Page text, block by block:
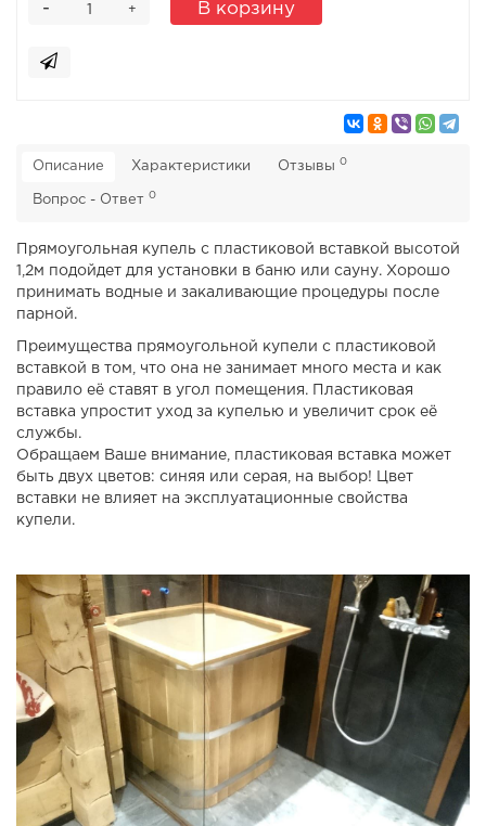
+
- В корзину
Описание Характеристики Отзывы 0
Вопрос - Ответ 0
Прямоугольная купель с пластиковой вставкой высотой
1,2м подойдет для установки в баню или сауну. Хорошо
принимать водные и закаливающие процедуры после
парной.
Преимущества прямоугольной купели с пластиковой
вставкой в том, что она не занимает много места и как
правило её ставят в угол помещения. Пластиковая
вставка упростит уход за купелью и увеличит срок её
службы.
Обращаем Ваше внимание, пластиковая вставка может
быть двух цветов: синяя или серая, на выбор! Цвет
вставки не влияет на эксплуатационные свойства
купели.